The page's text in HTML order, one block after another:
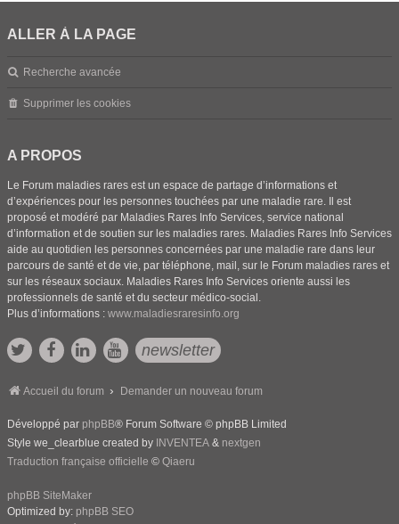
ALLER À LA PAGE
Recherche avancée
Supprimer les cookies
A PROPOS
Le Forum maladies rares est un espace de partage d’informations et
d’expériences pour les personnes touchées par une maladie rare. Il est
proposé et modéré par Maladies Rares Info Services, service national
d’information et de soutien sur les maladies rares. Maladies Rares Info Services
aide au quotidien les personnes concernées par une maladie rare dans leur
parcours de santé et de vie, par téléphone, mail, sur le Forum maladies rares et
sur les réseaux sociaux. Maladies Rares Info Services oriente aussi les
professionnels de santé et du secteur médico-social.
Plus d’informations : www.maladiesraresinfo.org
newsletter
Accueil du forum Demander un nouveau forum
Développé par phpBB® Forum Software © phpBB Limited
Style we_clearblue created by INVENTEA & nextgen
Traduction française officielle © Qiaeru
phpBB SiteMaker
Optimized by: phpBB SEO